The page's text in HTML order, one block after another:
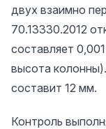
двух взаимно
70.13330.2012
составляет
высота
составит 12 мм.
Контроль